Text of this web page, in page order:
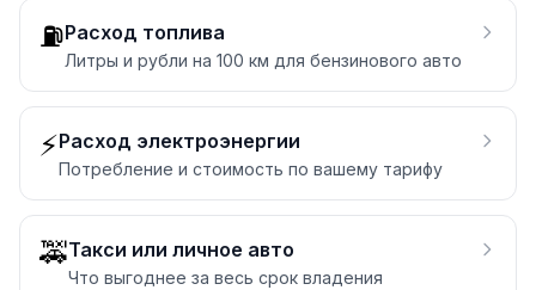
⛽Расход топлива
Литры и рубли на 100 км для бензинового авто
⚡Расход электроэнергии
Потребление и стоимость по вашему тарифу
🚕Такси или личное авто
Что выгоднее за весь срок владения